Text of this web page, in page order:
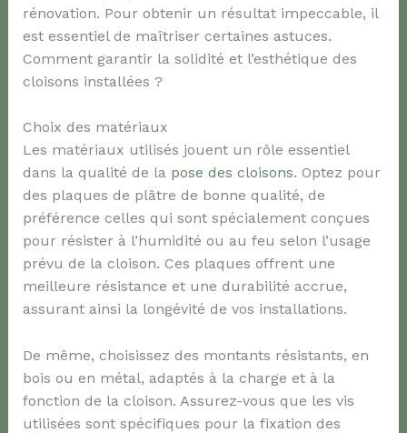
rénovation. Pour obtenir un résultat impeccable, il
est essentiel de maîtriser certaines astuces.
Comment garantir la solidité et l’esthétique des
cloisons installées ?
Choix des matériaux
Les matériaux utilisés jouent un rôle essentiel
dans la qualité de la pose des cloisons. Optez pour
des plaques de plâtre de bonne qualité, de
préférence celles qui sont spécialement conçues
pour résister à l’humidité ou au feu selon l’usage
prévu de la cloison. Ces plaques offrent une
meilleure résistance et une durabilité accrue,
assurant ainsi la longévité de vos installations.
De même, choisissez des montants résistants, en
bois ou en métal, adaptés à la charge et à la
fonction de la cloison. Assurez-vous que les vis
utilisées sont spécifiques pour la fixation des